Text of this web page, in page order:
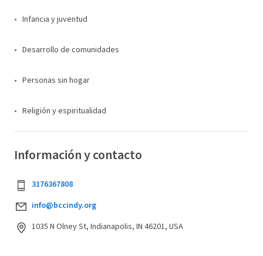
Infancia y juventud
Desarrollo de comunidades
Personas sin hogar
Religión y espiritualidad
Información y contacto
3176367808
info@bccindy.org
1035 N Olney St, Indianapolis, IN 46201, USA